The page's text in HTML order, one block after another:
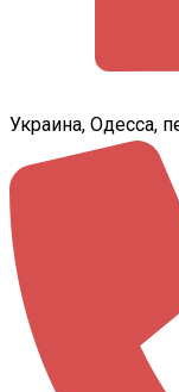
Украина, Одесса,